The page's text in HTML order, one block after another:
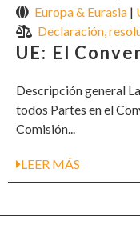
Europa & Eurasia |
Declaración,
UE: El
Descripción general
todos Partes en el
Comisión...
LEER MÁS